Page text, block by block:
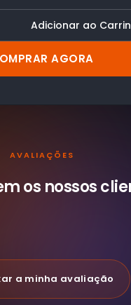
Adicionar ao
AGORA
AVALIAÇÕES
os nossos
a minha avaliação